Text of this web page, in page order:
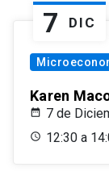
7 DIC
Karen
7 de
12:30 a